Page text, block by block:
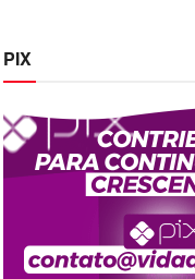
PIX